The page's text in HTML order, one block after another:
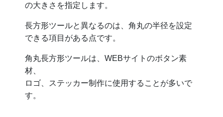
の大きさを指定します。
長方形ツールと異なるのは、角丸の半径を設定
できる項目がある点です。
角丸長方形ツールは、WEBサイトのボタン素
材、
ロゴ、ステッカー制作に使用することが多いで
す。